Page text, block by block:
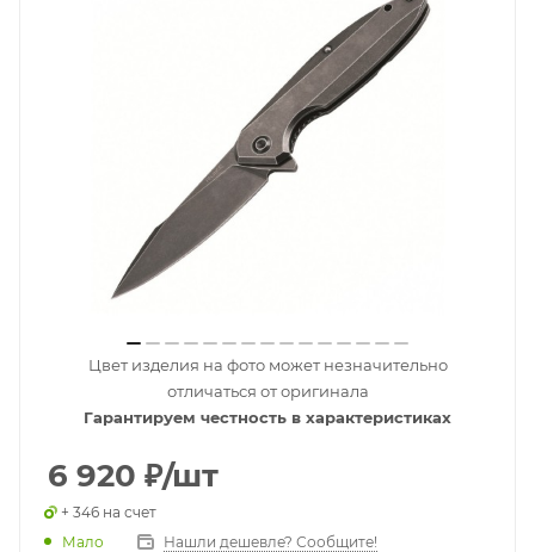
Цвет изделия на фото может незначительно
отличаться от оригинала
Гарантируем честность в характеристиках
6 920 ₽/шт
+ 346 на счет
Мало
Нашли дешевле? Сообщите!